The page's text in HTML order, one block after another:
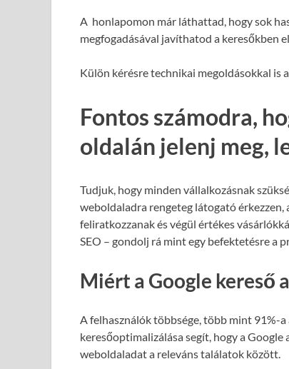
A honlapomon már láthattad, hogy sok
megfogadásával javíthatod a keresőkben
Külön kérésre technikai megoldásokkal is
Fontos számodra,
oldalán jelenj meg,
Tudjuk, hogy minden vállalkozásnak
weboldaladra rengeteg látogató
feliratkozzanak és végül értékes
SEO – gondolj rá mint egy befektetésre a
Miért a Google kereső
A felhasználók többsége, több mint 91%-
keresőoptimalizálása segít, hogy a
weboldaladat a releváns találatok között.